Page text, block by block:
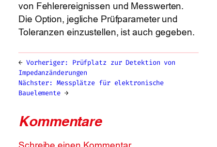
von Fehlerereignissen und Messwerten.
Die Option, jegliche Prüfparameter und
Toleranzen einzustellen, ist auch gegeben.
← Vorheriger: Prüfplatz zur Detektion von
Impedanzänderungen
Nächster: Messplätze für elektronische
Bauelemente →
Kommentare